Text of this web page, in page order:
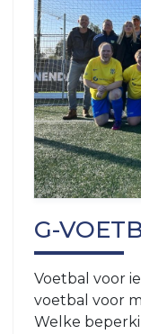
G-
Voetbal voor
voetbal voor
Welke